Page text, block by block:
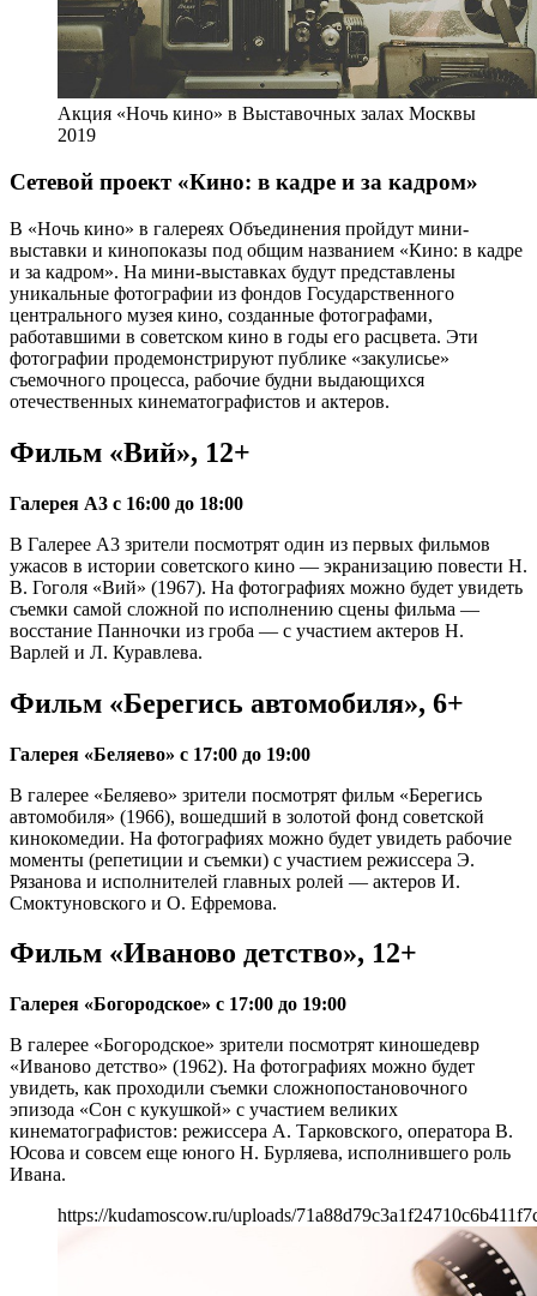
Акция «Ночь кино» в Выставочных залах Москвы
2019
Сетевой проект «Кино: в кадре и за кадром»
В «Ночь кино» в галереях Объединения пройдут мини-
выставки и кинопоказы под общим названием «Кино: в кадре
и за кадром». На мини-выставках будут представлены
уникальные фотографии из фондов Государственного
центрального музея кино, созданные фотографами,
работавшими в советском кино в годы его расцвета. Эти
фотографии продемонстрируют публике «закулисье»
съемочного процесса, рабочие будни выдающихся
отечественных кинематографистов и актеров.
Фильм «Вий», 12+
Галерея А3 с 16:00 до 18:00
В Галерее А3 зрители посмотрят один из первых фильмов
ужасов в истории советского кино — экранизацию повести Н.
В. Гоголя «Вий» (1967). На фотографиях можно будет увидеть
съемки самой сложной по исполнению сцены фильма —
восстание Панночки из гроба — с участием актеров Н.
Варлей и Л. Куравлева.
Фильм «Берегись автомобиля», 6+
Галерея «Беляево» с 17:00 до 19:00
В галерее «Беляево» зрители посмотрят фильм «Берегись
автомобиля» (1966), вошедший в золотой фонд советской
кинокомедии. На фотографиях можно будет увидеть рабочие
моменты (репетиции и съемки) с участием режиссера Э.
Рязанова и исполнителей главных ролей — актеров И.
Смоктуновского и О. Ефремова.
Фильм «Иваново детство», 12+
Галерея «Богородское» с 17:00 до 19:00
В галерее «Богородское» зрители посмотрят киношедевр
«Иваново детство» (1962). На фотографиях можно будет
увидеть, как проходили съемки сложнопостановочного
эпизода «Сон с кукушкой» с участием великих
кинематографистов: режиссера А. Тарковского, оператора В.
Юсова и совсем еще юного Н. Бурляева, исполнившего роль
Ивана.
https://kudamoscow.ru/uploads/